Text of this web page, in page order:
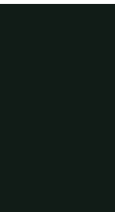
za
s větrem v